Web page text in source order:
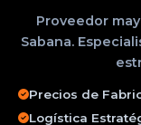
Proveedor
Sabana.
Precios de
Logística